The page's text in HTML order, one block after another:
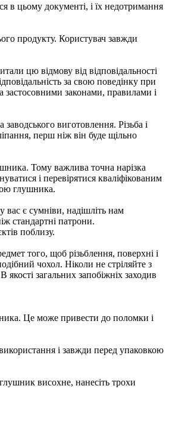
в цьому документі, і їх недотримання
продукту. Користувач завжди
цю відмову від відповідальності
за свою поведінку при
застосовними законами, правилами і
виготовлення. Різьба і
перш ніж він буде щільно
Тому важлива точна нарізка
і перевірятися кваліфікованим
глушника.
є сумніви, надішліть нам
стандартні патрони.
поблизу.
того, щоб різьблення, поверхні і
чохол. Ніколи не стріляйте з
загальних запобіжніх заходив
Це може привести до поломки і
і завжди перед упаковкою
висохне, нанесіть трохи